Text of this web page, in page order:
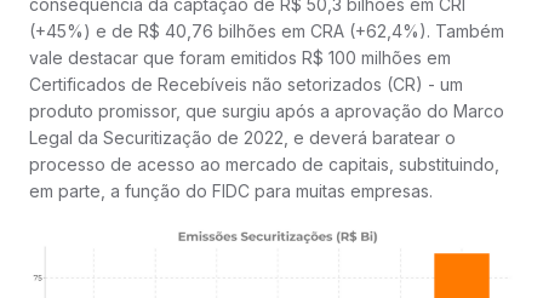
consequência da captação de R$ 50,3 bilhões em CRI
(+45%) e de R$ 40,76 bilhões em CRA (+62,4%). Também
vale destacar que foram emitidos R$ 100 milhões em
Certificados de Recebíveis não setorizados (CR) - um
produto promissor, que surgiu após a aprovação do Marco
Legal da Securitização de 2022, e deverá baratear o
processo de acesso ao mercado de capitais, substituindo,
em parte, a função do FIDC para muitas empresas.